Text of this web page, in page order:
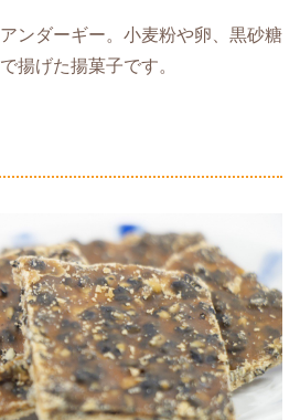
ンダーギー。小麦粉や卵、黒砂糖
揚げた揚菓子です。